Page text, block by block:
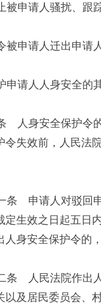
申请人骚扰、跟
申请人迁出申请
请人人身安全的
身安全保护令的
令失效前，人民法
申请人对驳回申
定生效之日起五日
人身安全保护令的
人民法院作出人
以及居民委员会、